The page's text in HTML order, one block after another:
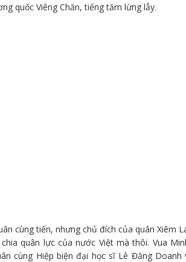
quốc Viêng Chăn, tiếng tăm lừng lẫy.
cùng tiến, nhưng chủ đích của quân Xiêm
quân lực của nước Việt mà thôi. Vua
cùng Hiệp biện đại học sĩ Lê Đăng